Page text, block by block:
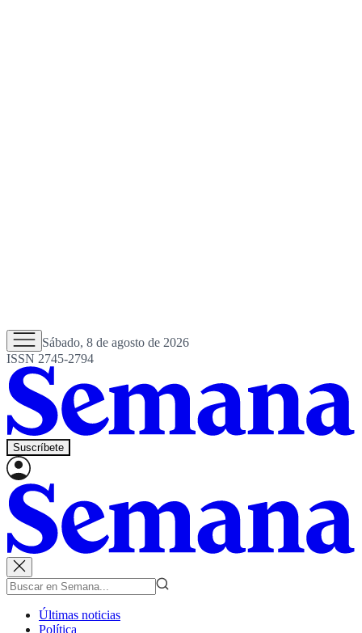
Sábado, 8 de agosto de 2026
ISSN 2745-2794
Suscríbete
Últimas noticias
Política